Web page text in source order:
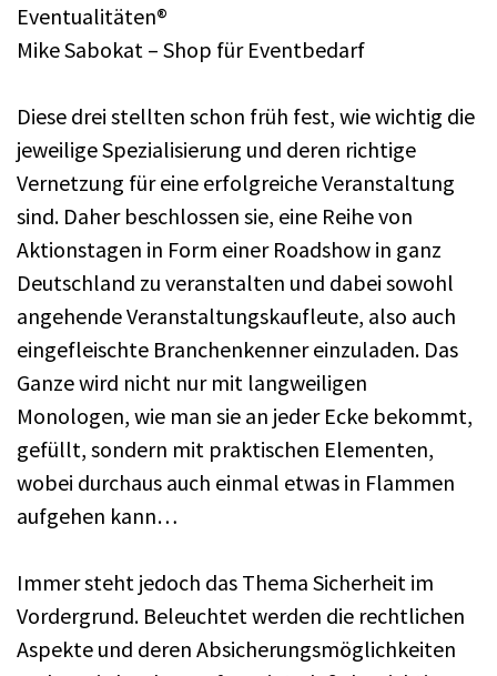
Eventualitäten®
Mike Sabokat – Shop für Eventbedarf
Diese drei stellten schon früh fest, wie wichtig die
jeweilige Spezialisierung und deren richtige
Vernetzung für eine erfolgreiche Veranstaltung
sind. Daher beschlossen sie, eine Reihe von
Aktionstagen in Form einer Roadshow in ganz
Deutschland zu veranstalten und dabei sowohl
angehende Veranstaltungskaufleute, also auch
eingefleischte Branchenkenner einzuladen. Das
Ganze wird nicht nur mit langweiligen
Monologen, wie man sie an jeder Ecke bekommt,
gefüllt, sondern mit praktischen Elementen,
wobei durchaus auch einmal etwas in Flammen
aufgehen kann…
Immer steht jedoch das Thema Sicherheit im
Vordergrund. Beleuchtet werden die rechtlichen
Aspekte und deren Absicherungsmöglichkeiten